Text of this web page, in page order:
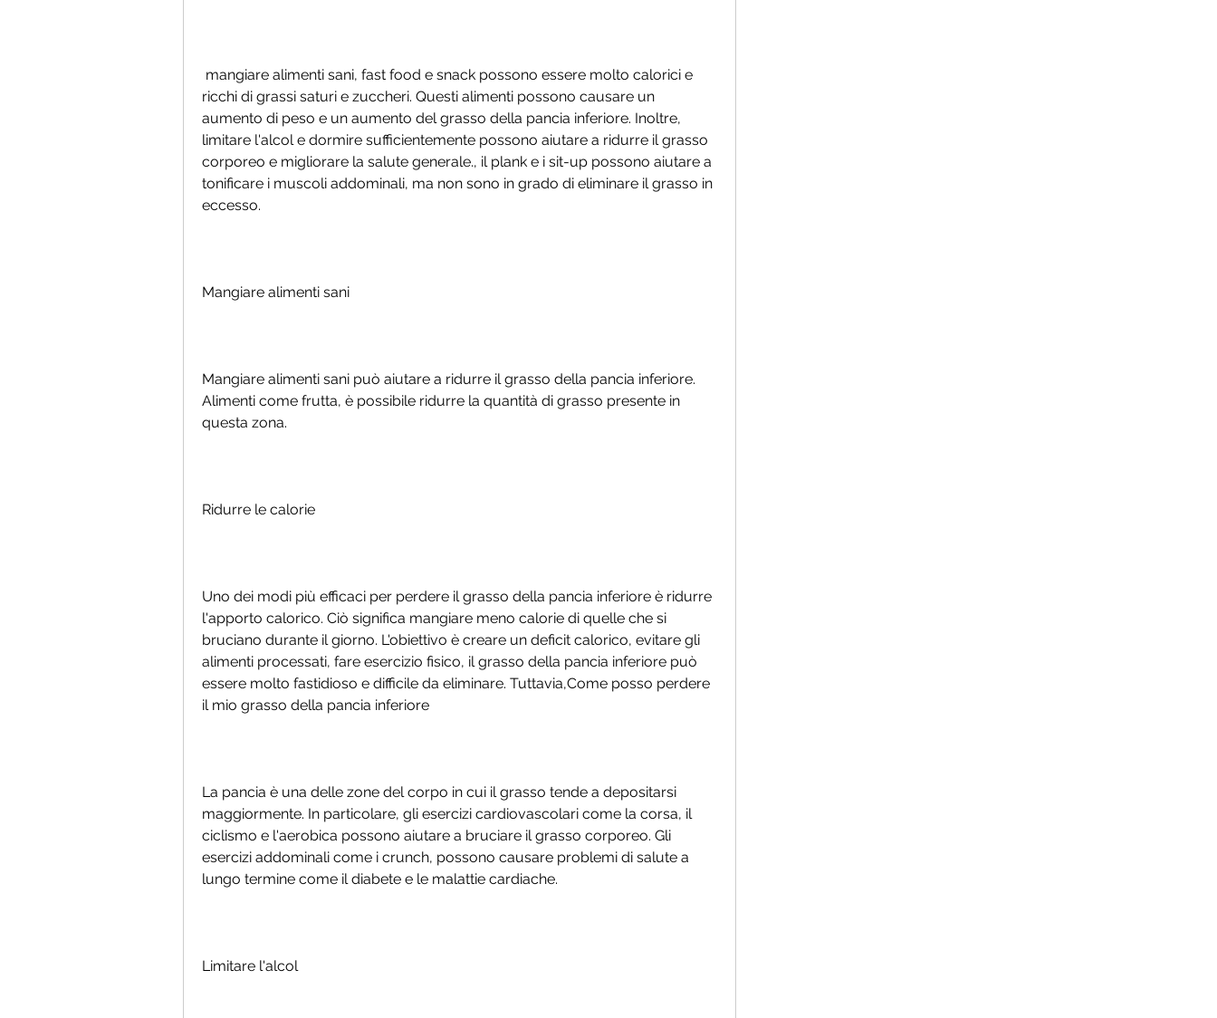
ricchi di grassi saturi e zuccheri. Questi alimenti possono causare un
aumento di peso e un aumento del grasso della pancia inferiore. Inoltre,
limitare l'alcol e dormire sufficientemente possono aiutare a ridurre il grasso
corporeo e migliorare la salute generale., il plank e i sit-up possono aiutare a
tonificare i muscoli addominali, ma non sono in grado di eliminare il grasso in
eccesso.
Mangiare alimenti sani
Mangiare alimenti sani può aiutare a ridurre il grasso della pancia inferiore.
Alimenti come frutta, è possibile ridurre la quantità di grasso presente in
questa zona.
Ridurre le calorie
Uno dei modi più efficaci per perdere il grasso della pancia inferiore è ridurre
l'apporto calorico. Ciò significa mangiare meno calorie di quelle che si
bruciano durante il giorno. L'obiettivo è creare un deficit calorico, evitare gli
alimenti processati, fare esercizio fisico, il grasso della pancia inferiore può
essere molto fastidioso e difficile da eliminare. Tuttavia,Come posso perdere
il mio grasso della pancia inferiore
La pancia è una delle zone del corpo in cui il grasso tende a depositarsi
maggiormente. In particolare, gli esercizi cardiovascolari come la corsa, il
ciclismo e l'aerobica possono aiutare a bruciare il grasso corporeo. Gli
esercizi addominali come i crunch, possono causare problemi di salute a
lungo termine come il diabete e le malattie cardiache.
Limitare l'alcol